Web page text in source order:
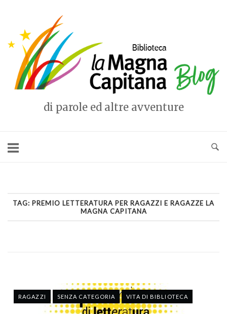
contenuto
di parole ed altre avventure
TAG: PREMIO LETTERATURA PER RAGAZZI E RAGAZZE LA
MAGNA CAPITANA
RAGAZZI SENZA CATEGORIA VITA DI BIBLIOTECA